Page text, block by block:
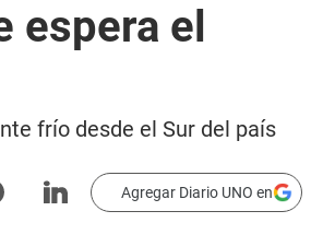
espera el
frío desde el Sur del país
Agregar Diario UNO en